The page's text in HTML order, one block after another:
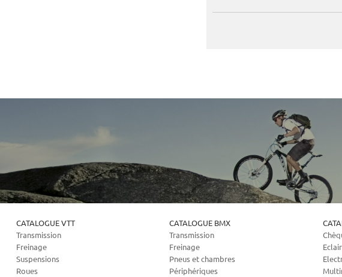
CATALOGUE VTT
Transmission
Freinage
Suspensions
Roues
CATALOGUE BMX
Transmission
Freinage
Pneus et chambres
Périphériques